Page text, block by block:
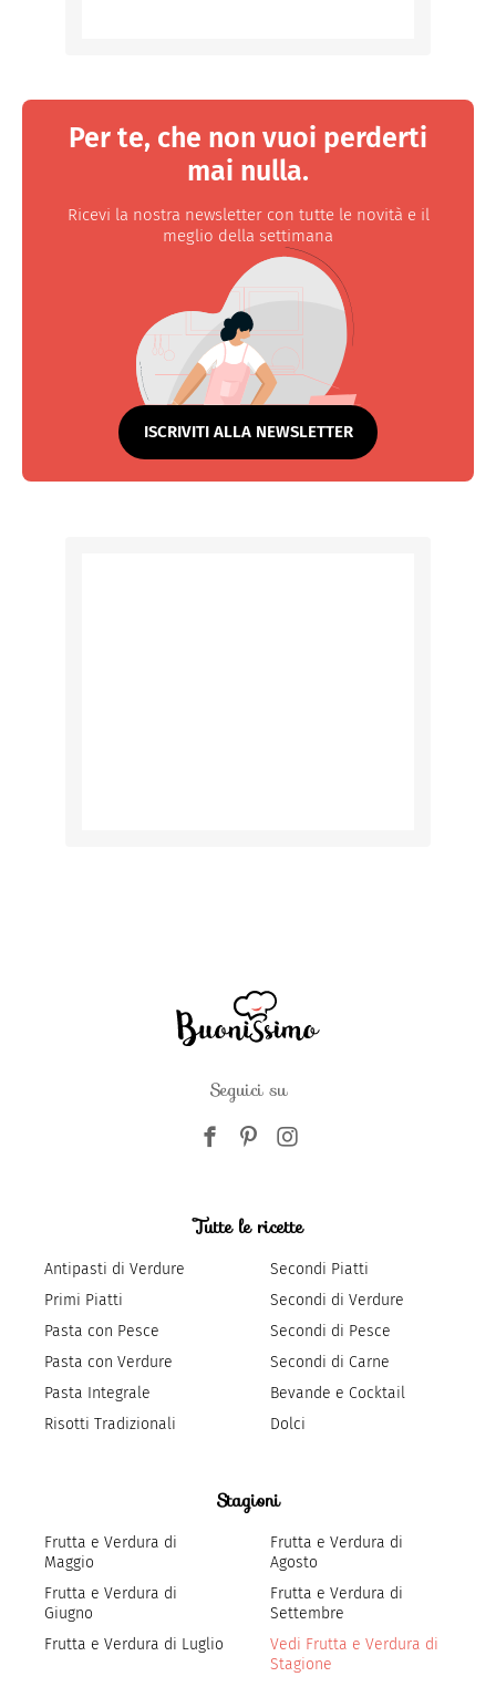
Per te, che non vuoi perderti
mai nulla.
Ricevi la nostra newsletter con tutte le novità e il
meglio della settimana
ISCRIVITI ALLA NEWSLETTER
Seguici su
Tutte le ricette
Antipasti di Verdure
Primi Piatti
Pasta con Pesce
Pasta con Verdure
Pasta Integrale
Risotti Tradizionali
Secondi Piatti
Secondi di Verdure
Secondi di Pesce
Secondi di Carne
Bevande e Cocktail
Dolci
Stagioni
Frutta e Verdura di
Maggio
Frutta e Verdura di
Giugno
Frutta e Verdura di Luglio
Frutta e Verdura di
Agosto
Frutta e Verdura di
Settembre
Vedi Frutta e Verdura di
Stagione